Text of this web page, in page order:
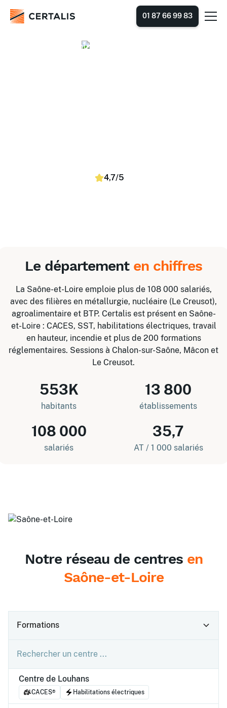
01 87 66 99 83
Nos centres de formation
4,7/5
Le département en chiffres
La Saône-et-Loire emploie plus de 108 000 salariés,
avec des filières en métallurgie, nucléaire (Le Creusot),
agroalimentaire et BTP. Certalis est présent en Saône-
et-Loire : CACES, SST, habilitations électriques, travail
en hauteur, incendie et plus de 200 formations
réglementaires. Sessions à Chalon-sur-Saône, Mâcon et
Le Creusot.
553K
habitants
13 800
établissements
108 000
salariés
35,7
AT / 1 000 salariés
Notre réseau de centres en
Saône-et-Loire
Formations
Centre de Louhans
CACES® Habilitations électriques